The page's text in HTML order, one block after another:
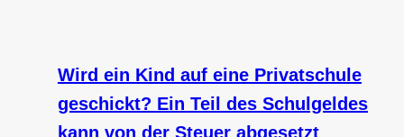
Wird ein Kind auf eine Privatschule
geschickt? Ein Teil des Schulgeldes
kann von der Steuer abgesetzt